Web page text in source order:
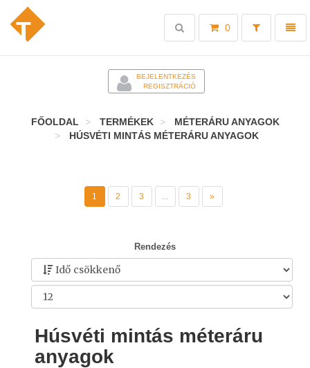
Toggle
0
Toggle
search
BEJELENTKEZÉS
REGISZTRÁCIÓ
FŐOLDAL TERMÉKEK
MÉTERÁRU ANYAGOK
HÚSVÉTI MINTÁS MÉTERÁRU ANYAGOK
1 2 3 ... 3 »
Rendezés
Húsvéti mintás méteráru
anyagok